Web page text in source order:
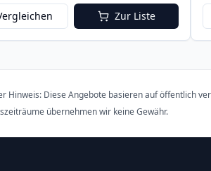
Zur Liste
Hinweis: Diese Angebote basieren auf öffentlich
übernehmen wir keine Gewähr.